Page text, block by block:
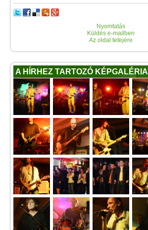
Nyomtatás
Küldés e-mailben
Az oldal tetejére
A HÍRHEZ TARTOZÓ KÉPGALÉRIA